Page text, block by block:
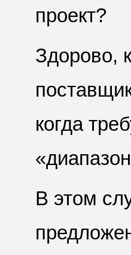
проект?
Здорово,
когда
В этом